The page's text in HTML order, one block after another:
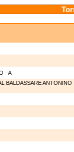
- A
BALDASSARE ANTONINO